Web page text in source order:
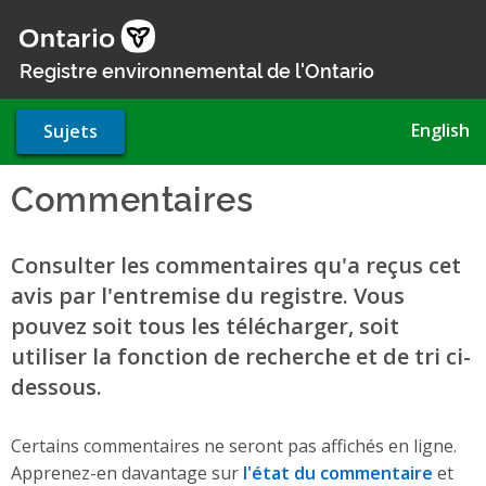
au
contenu
Registre environnemental de l'Ontario
Sujets English
Commentaires
Consulter les commentaires qu'a reçus cet
avis par l'entremise du registre. Vous
pouvez soit tous les télécharger, soit
utiliser la fonction de recherche et de tri ci-
dessous.
Certains commentaires ne seront pas affichés en ligne.
Apprenez-en davantage sur l'état du commentaire et